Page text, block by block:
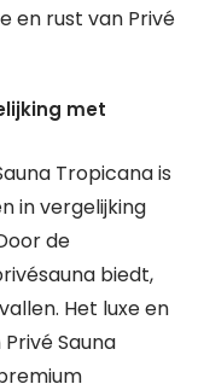
en rust van Privé
met
Tropicana is
in vergelijking
de
biedt,
Het luxe en
Sauna